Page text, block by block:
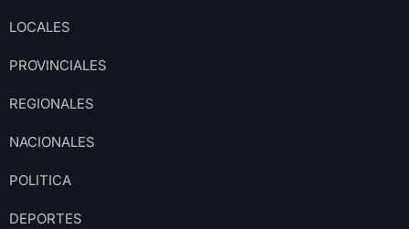
LOCALES
PROVINCIALES
REGIONALES
NACIONALES
POLITICA
DEPORTES